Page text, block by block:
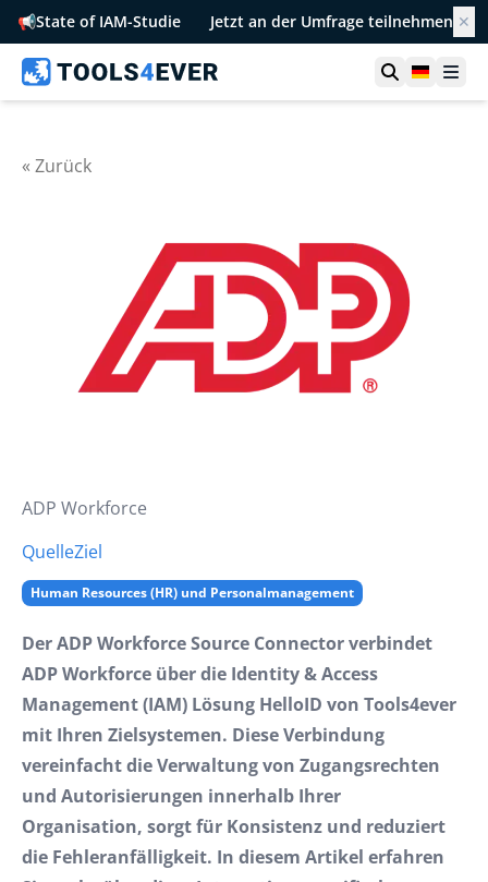
📢State of IAM-Studie Jetzt an der Umfrage teilnehmen ✕
Suche
« Zurück
ADP Workforce
QuelleZiel
Human Resources (HR) und Personalmanagement
Der ADP Workforce Source Connector verbindet
ADP Workforce über die Identity & Access
Management (IAM) Lösung HelloID von Tools4ever
mit Ihren Zielsystemen. Diese Verbindung
vereinfacht die Verwaltung von Zugangsrechten
und Autorisierungen innerhalb Ihrer
Organisation, sorgt für Konsistenz und reduziert
die Fehleranfälligkeit. In diesem Artikel erfahren